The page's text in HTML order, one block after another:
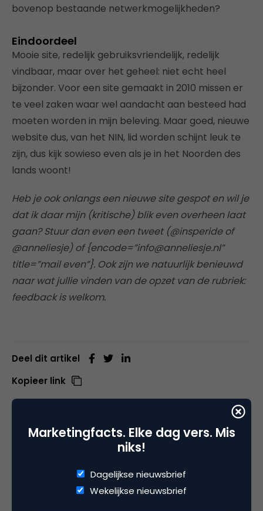
bovenop bestaande netwerkmogelijkheden?
Eindoordeel
Mooie site, redelijk gebruiksvriendelijk, redelijk
vindbaar, maar over het geheel: niet echt heel
bijzonder. Voor een site gemaakt in 2010 missen er
te veel zaken waar wel aandacht aan besteed had
moeten worden in mijn beleving. Maar goed, nieuwe
website dus, van het NIN, lid worden schijnt leuk te
zijn, dus kijk sowieso even als je in het Noorden des
lands woont!
Heb je ook onlangs een nieuwe site gespot en wil je
dat ik daar mijn (kritische) blik even overheen laat
gaan? Stuur dan even een tweet (@insperide of
@anneliesje) of {encode=”info@anneliesje.nl”
title=”mail even”}. Ook zijn we natuurlijk benieuwd
naar wat jullie vinden van de opzet van de rubriek:
feedback is welkom.
Deel dit artikel
Kopieer link
Annelies Verhelst
Adviseur digitale toegankelijkheid bij
Advies van Annelies
Meer dan 25% van de mensen heeft een
Marketingfacts. Elke dag vers. Mis
niks!
Dagelijkse nieuwsbrief
Wekelijkse nieuwsbrief